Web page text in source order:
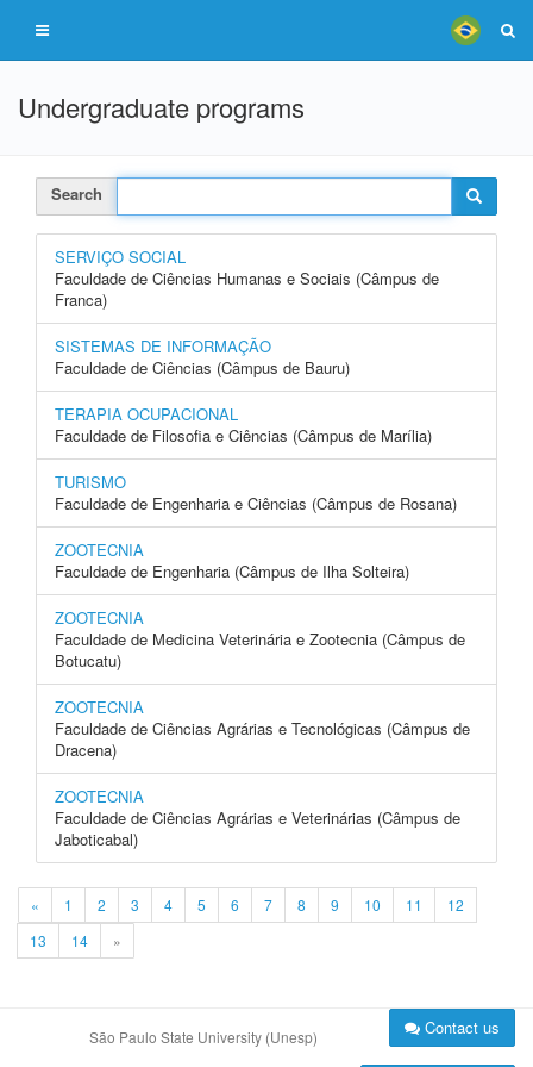
Undergraduate programs
Search
SERVIÇO SOCIAL
Faculdade de Ciências Humanas e Sociais (Câmpus de
Franca)
SISTEMAS DE INFORMAÇÃO
Faculdade de Ciências (Câmpus de Bauru)
TERAPIA OCUPACIONAL
Faculdade de Filosofia e Ciências (Câmpus de Marília)
TURISMO
Faculdade de Engenharia e Ciências (Câmpus de Rosana)
ZOOTECNIA
Faculdade de Engenharia (Câmpus de Ilha Solteira)
ZOOTECNIA
Faculdade de Medicina Veterinária e Zootecnia (Câmpus de
Botucatu)
ZOOTECNIA
Faculdade de Ciências Agrárias e Tecnológicas (Câmpus de
Dracena)
ZOOTECNIA
Faculdade de Ciências Agrárias e Veterinárias (Câmpus de
Jaboticabal)
« 1 2 3 4 5 6 7 8 9 10 11
12
13
14 »
São Paulo State University (Unesp) Contact us